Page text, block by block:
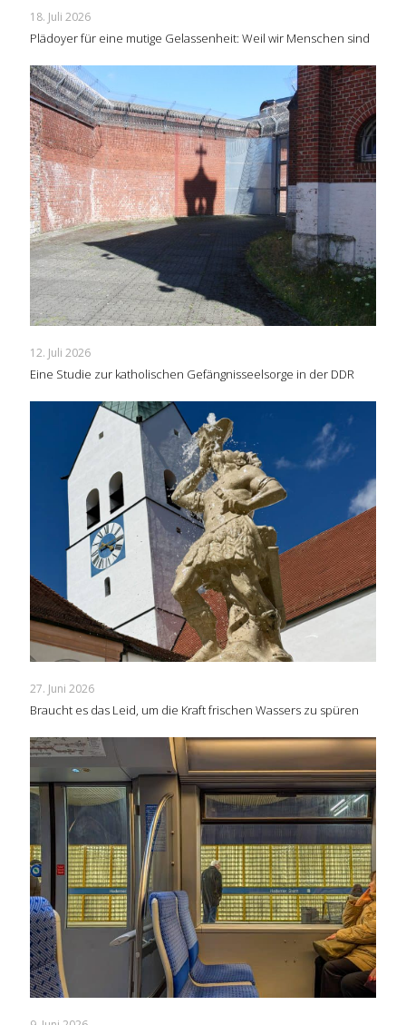
18. Juli 2026
Plädoyer für eine mutige Gelassenheit: Weil wir Menschen sind
12. Juli 2026
Eine Studie zur katholischen Gefängnisseelsorge in der DDR
27. Juni 2026
Braucht es das Leid, um die Kraft frischen Wassers zu spüren